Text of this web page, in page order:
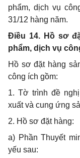
phẩm, dịch vụ
31/12 hàng năm.
Điều 14. Hồ sơ
phẩm, dịch vụ
Hồ sơ đặt hàng
công ích gồm:
1. Tờ trình đề
xuất và cung ứng
2. Hồ sơ đặt hàng:
a) Phần Thuyết
yếu sau: